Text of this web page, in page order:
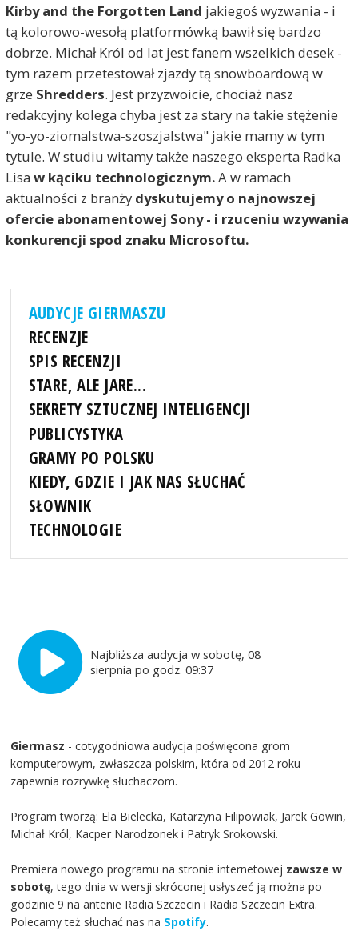
Kirby and the Forgotten Land jakiegoś wyzwania - i
tą kolorowo-wesołą platformówką bawił się bardzo
dobrze. Michał Król od lat jest fanem wszelkich desek -
tym razem przetestował zjazdy tą snowboardową w
grze Shredders. Jest przyzwoicie, chociaż nasz
redakcyjny kolega chyba jest za stary na takie stężenie
"yo-yo-ziomalstwa-szoszjalstwa" jakie mamy w tym
tytule. W studiu witamy także naszego eksperta Radka
Lisa w kąciku technologicznym.A w ramach
aktualności z branży dyskutujemy o najnowszej
ofercie abonamentowej Sony - i rzuceniu wzywania
konkurencji spod znaku Microsoftu.
AUDYCJE GIERMASZU
RECENZJE
SPIS RECENZJI
STARE, ALE JARE...
SEKRETY SZTUCZNEJ INTELIGENCJI
PUBLICYSTYKA
GRAMY PO POLSKU
KIEDY, GDZIE I JAK NAS SŁUCHAĆ
SŁOWNIK
TECHNOLOGIE
Najbliższa audycja w sobotę, 08
sierpnia po godz. 09:37
Giermasz - cotygodniowa audycja poświęcona grom
komputerowym, zwłaszcza polskim, która od 2012 roku
zapewnia rozrywkę słuchaczom.
Program tworzą: Ela Bielecka, Katarzyna Filipowiak, Jarek Gowin,
Michał Król, Kacper Narodzonek i Patryk Srokowski.
Premiera nowego programu na stronie internetowej zawsze w
sobotę, tego dnia w wersji skróconej usłyszeć ją można po
godzinie 9 na antenie Radia Szczecin i Radia Szczecin Extra.
Polecamy też słuchać nas na Spotify.